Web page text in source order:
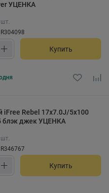
УЦЕНКА
Купить
iFree Rebel 17x7.0J/5x100
блэк джек УЦЕНКА
Купить